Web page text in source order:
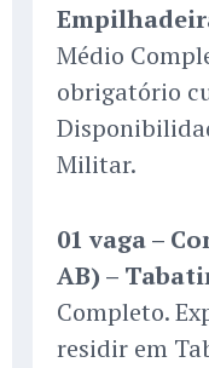
Médio
obrigatório
Militar.
01 vaga –
AB) –
Completo.
residir em